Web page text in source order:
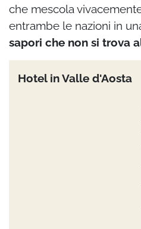
che mescola
entrambe le nazioni in
sapori che non si trova
Hotel in Valle d'Aosta